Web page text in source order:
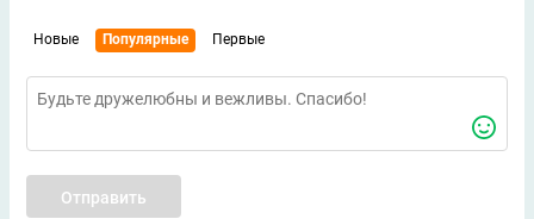
Новые Популярные Первые
Отправить